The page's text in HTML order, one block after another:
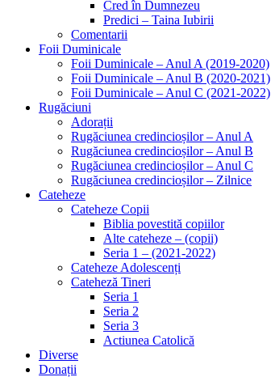
Cred în Dumnezeu
Predici – Taina Iubirii
Comentarii
Foii Duminicale
Foii Duminicale – Anul A (2019-2020)
Foii Duminicale – Anul B (2020-2021)
Foii Duminicale – Anul C (2021-2022)
Rugăciuni
Adorații
Rugăciunea credincioșilor – Anul A
Rugăciunea credincioșilor – Anul B
Rugăciunea credincioșilor – Anul C
Rugăciunea credincioșilor – Zilnice
Cateheze
Cateheze Copii
Biblia povestită copiilor
Alte cateheze – (copii)
Seria 1 – (2021-2022)
Cateheze Adolescenți
Cateheză Tineri
Seria 1
Seria 2
Seria 3
Actiunea Catolică
Diverse
Donații